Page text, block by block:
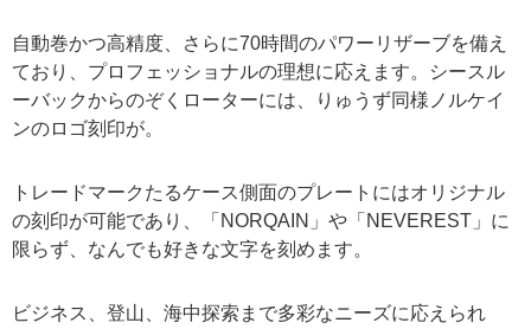
自動巻かつ高精度、さらに70時間のパワーリザーブを備え
ており、プロフェッショナルの理想に応えます。シースル
ーバックからのぞくローターには、りゅうず同様ノルケイ
ンのロゴ刻印が。
トレードマークたるケース側面のプレートにはオリジナル
の刻印が可能であり、「NORQAIN」や「NEVEREST」に
限らず、なんでも好きな文字を刻めます。
ビジネス、登山、海中探索まで多彩なニーズに応えられ